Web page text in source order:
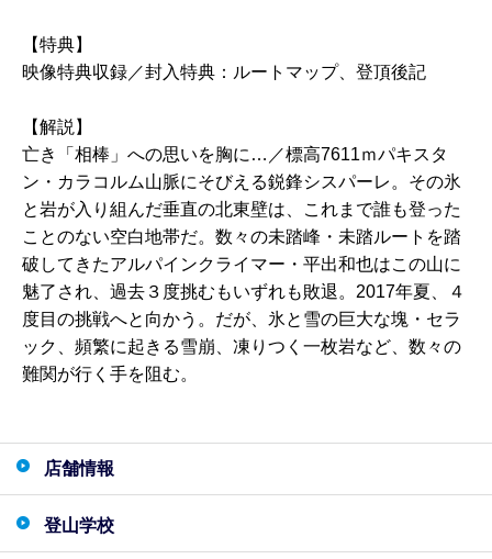
【特典】
映像特典収録／封入特典：ルートマップ、登頂後記
【解説】
亡き「相棒」への思いを胸に…／標高7611ｍパキスタ
ン・カラコルム山脈にそびえる鋭鋒シスパーレ。その氷
と岩が入り組んだ垂直の北東壁は、これまで誰も登った
ことのない空白地帯だ。数々の未踏峰・未踏ルートを踏
破してきたアルパインクライマー・平出和也はこの山に
魅了され、過去３度挑むもいずれも敗退。2017年夏、４
度目の挑戦へと向かう。だが、氷と雪の巨大な塊・セラ
ック、頻繁に起きる雪崩、凍りつく一枚岩など、数々の
難関が行く手を阻む。
店舗情報
登山学校